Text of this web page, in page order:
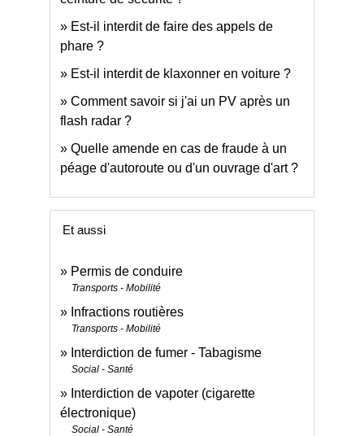
Est-il interdit de faire des appels de
phare ?
Est-il interdit de klaxonner en voiture ?
Comment savoir si j'ai un PV après un
flash radar ?
Quelle amende en cas de fraude à un
péage d'autoroute ou d'un ouvrage d'art ?
Et aussi
Permis de conduire
Transports - Mobilité
Infractions routières
Transports - Mobilité
Interdiction de fumer - Tabagisme
Social - Santé
Interdiction de vapoter (cigarette
électronique)
Social - Santé